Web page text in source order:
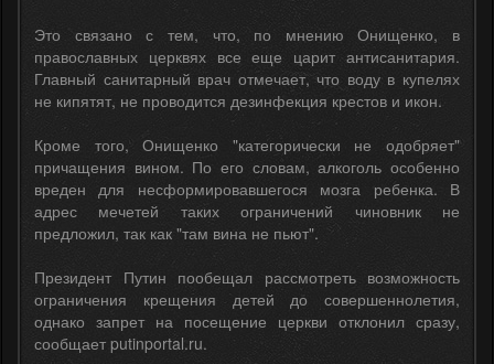
Это связано с тем, что, по мнению Онищенко, в
православных церквях все еще царит антисанитария.
Главный санитарный врач отмечает, что воду в купелях
не кипятят, не проводится дезинфекция крестов и икон.
Кроме того, Онищенко "категорически не одобряет"
причащения вином. По его словам, алкоголь особенно
вреден для несформировавшегося мозга ребенка. В
адрес мечетей таких ограничений чиновник не
предложил, так как "там вина не пьют".
Президент Путин пообещал рассмотреть возможность
ограничения крещения детей до совершеннолетия,
однако запрет на посещение церкви отклонил сразу,
сообщает putinportal.ru.